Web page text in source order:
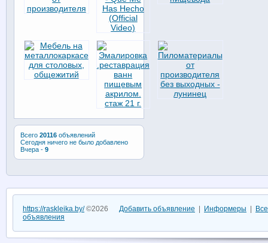
Всего 20116объявлений
Сегодня ничего не было добавлено
Вчера - 9
https://raskleika.by/©2026 Добавить объявление Информеры
объявления